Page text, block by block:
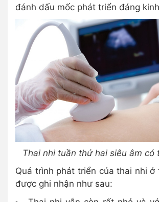
đánh dấu mốc phát triển đáng
Thai nhi tuần thứ hai siêu âm có
Quá trình phát triển của thai nhi ở
được ghi nhận như sau: